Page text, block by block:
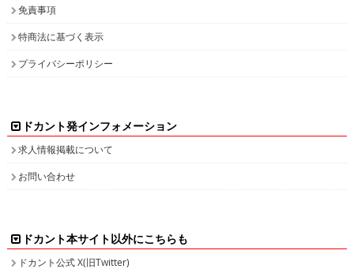
免責事項
特商法に基づく表示
プライバシーポリシー
ドカント発インフォメーション
求人情報掲載について
お問い合わせ
ドカント本サイト以外にこちらも
ドカント公式 X(旧Twitter)